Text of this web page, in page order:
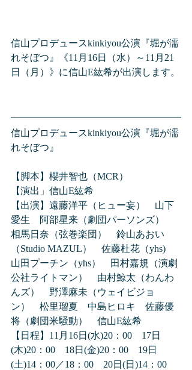
信山プロデュースkinkiyou公演『堀が濡
れそぼつ』《11月16日（水）～11月21
日（月）》に信山E紘希が出演します。
信山プロデュースkinkiyou公演『堀が濡
れそぼつ』
【脚本】櫻井智也（MCR）
【演出」信山E紘希
【出演】遠藤洋平（ヒュー妄）　山下
愛生　阿部星来（劇団パーソンズ）
相馬日奈（弦巻楽団）　鈴山あおい
（Studio MAZUL）　佐藤杜花（yhs)
山田プーチン（yhs）　田村嘉規（演劇
公社ライトマン）　由村鯨太（わんわ
んズ）　野澤麻未（ウェイビジョ
ン）　松里瑠夏　中島ヒロキ　佐藤優
将（劇団米騒動）　信山E紘希
【日程】11月16日(水)20：00　17日
(木)20：00　18日(金)20：00　19日
(土)14：00／18：00　20日(日)14：00